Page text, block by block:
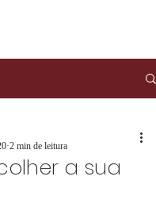
a sua
2 min de leitura